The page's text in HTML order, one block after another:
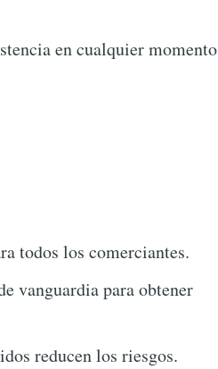
en cualquier momento
todos los comerciantes.
vanguardia para obtener
reducen los riesgos.